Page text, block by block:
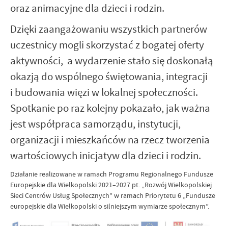
oraz animacyjne dla dzieci i rodzin.
Dzięki zaangażowaniu wszystkich partnerów
uczestnicy mogli skorzystać z bogatej oferty
aktywności, a wydarzenie stało się doskonałą
okazją do wspólnego świętowania, integracji
i budowania więzi w lokalnej społeczności.
Spotkanie po raz kolejny pokazało, jak ważna
jest współpraca samorządu, instytucji,
organizacji i mieszkańców na rzecz tworzenia
wartościowych inicjatyw dla dzieci i rodzin.
Działanie realizowane w ramach Programu Regionalnego Fundusze
Europejskie dla Wielkopolski 2021–2027 pt. „Rozwój Wielkopolskiej
Sieci Centrów Usług Społecznych” w ramach Priorytetu 6 „Fundusze
europejskie dla Wielkopolski o silniejszym wymiarze społecznym”.